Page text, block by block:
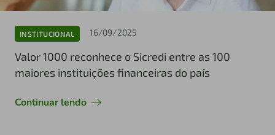
INSTITUCIONAL 16/09/2025
Valor 1000 reconhece o Sicredi entre as 100
maiores instituições financeiras do país
Continuar lendo